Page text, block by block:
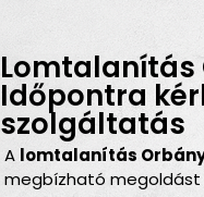
Lomtalanítás
Időpontra
szolgáltatás
A lomtalanítás
megbízható megoldást